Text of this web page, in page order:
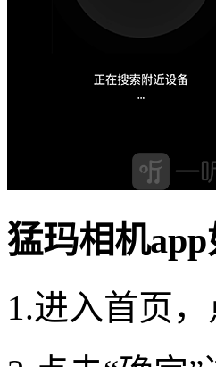
猛玛相机
1.进入首页